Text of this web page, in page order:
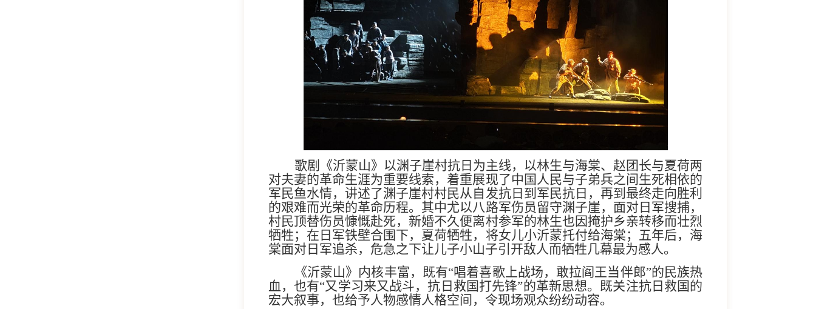
歌剧《沂蒙山》以渊子崖村抗日为主线，以林生与海棠、赵团长与夏荷两
对夫妻的革命生涯为重要线索，着重展现了中国人民与子弟兵之间生死相依的
军民鱼水情，讲述了渊子崖村村民从自发抗日到军民抗日，再到最终走向胜利
的艰难而光荣的革命历程。其中尤以八路军伤员留守渊子崖，面对日军搜捕，
村民顶替伤员慷慨赴死，新婚不久便离村参军的林生也因掩护乡亲转移而壮烈
牺牲；在日军铁壁合围下，夏荷牺牲，将女儿小沂蒙托付给海棠；五年后，海
棠面对日军追杀，危急之下让儿子小山子引开敌人而牺牲几幕最为感人。
《沂蒙山》内核丰富，既有“唱着喜歌上战场，敢拉阎王当伴郎”的民族热
血，也有“又学习来又战斗，抗日救国打先锋”的革新思想。既关注抗日救国的
宏大叙事，也给予人物感情人格空间，令现场观众纷纷动容。